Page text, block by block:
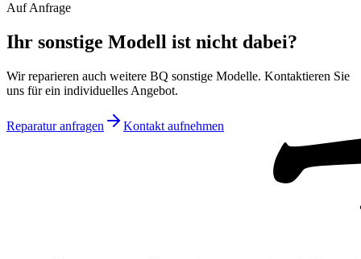
Auf Anfrage
Ihr sonstige Modell ist nicht dabei?
Wir reparieren auch weitere BQ sonstige Modelle. Kontaktieren Sie
uns für ein individuelles Angebot.
Reparatur anfragen Kontakt aufnehmen